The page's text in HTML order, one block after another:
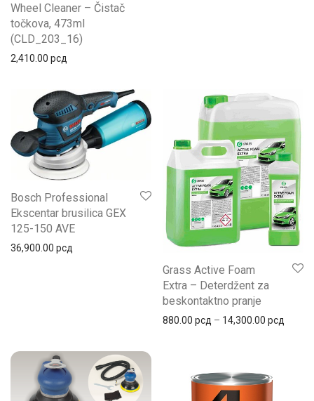
Wheel Cleaner – Čistač
točkova, 473ml
(CLD_203_16)
2,410.00 рсд
Bosch Professional
Ekscentar brusilica GEX
125-150 AVE
36,900.00 рсд
Grass Active Foam
Extra – Deterdžent za
beskontaktno pranje
880.00 рсд – 14,300.00 рсд